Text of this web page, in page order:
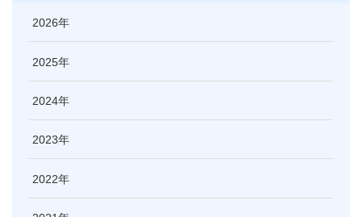
2026
2025
2024
2023
2022